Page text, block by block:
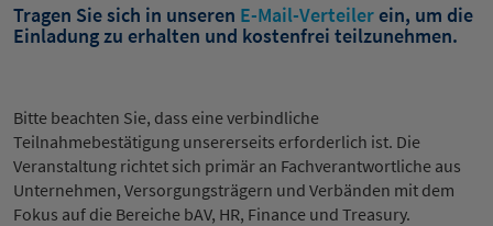
Tragen Sie sich in unseren E-Mail-Verteilerein, um die
Einladung zu erhalten und kostenfrei teilzunehmen.
Bitte beachten Sie, dass eine verbindliche
Teilnahmebestätigung unsererseits erforderlich ist. Die
Veranstaltung richtet sich primär an Fachverantwortliche aus
Unternehmen, Versorgungsträgern und Verbänden mit dem
Fokus auf die Bereiche bAV, HR, Finance und Treasury.